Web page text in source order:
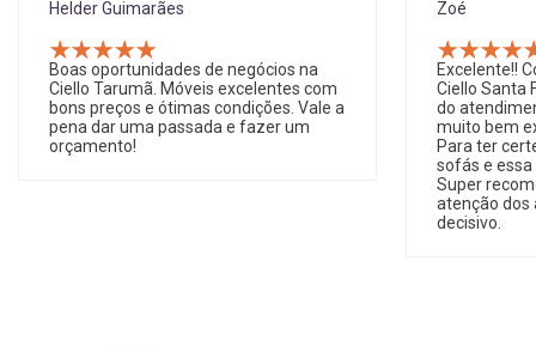
Zoé
Excelente!! Comprei dois sofás na
Ciello Santa Felicidade pelo diferencial
do atendimento. Os produtos estão
muito bem expostos e de bom gosto.
Para ter certeza, fui em sete lojas de
Priscila M.
Melhor
Pacientes
loja de São